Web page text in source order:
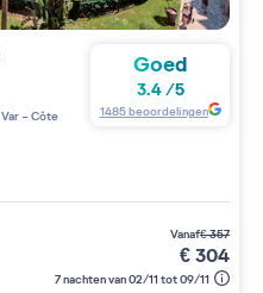
Var - Côte
Goed
3.4/5
1485beoordelingen
vanaf€357
€304
7 nachten van 02/11 tot 09/11